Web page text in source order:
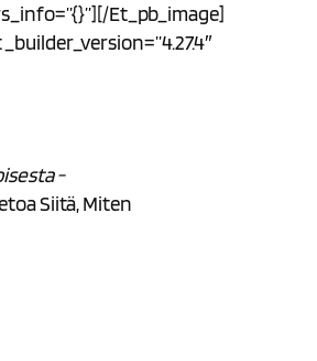
et_pb_image]
-
Siitä, Miten